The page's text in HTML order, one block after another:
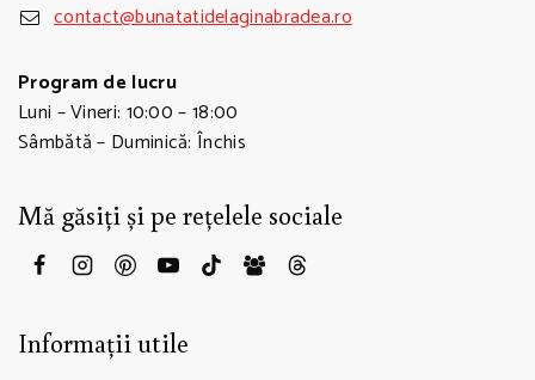
contact@bunatatidelaginabradea.ro
Program de lucru
Luni – Vineri: 10:00 – 18:00
Sâmbătă – Duminică: Închis
Mă găsiți și pe rețelele sociale
Informații utile